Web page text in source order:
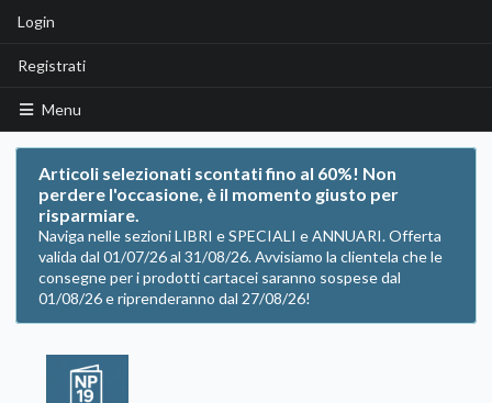
Login
Registrati
Menu
Articoli selezionati scontati fino al 60%! Non
perdere l'occasione, è il momento giusto per
risparmiare.
Naviga nelle sezioni LIBRI e SPECIALI e ANNUARI. Offerta
valida dal 01/07/26 al 31/08/26. Avvisiamo la clientela che le
consegne per i prodotti cartacei saranno sospese dal
01/08/26 e riprenderanno dal 27/08/26!